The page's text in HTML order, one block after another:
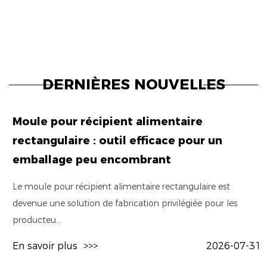
DERNIÈRES NOUVELLES
Moule pour récipient alimentaire
rectangulaire : outil efficace pour un
emballage peu encombrant
Le moule pour récipient alimentaire rectangulaire est
devenue une solution de fabrication privilégiée pour les
producteu...
En savoir plus >>> 2026-07-31